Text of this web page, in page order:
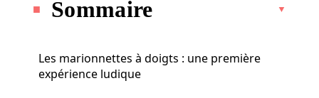
Sommaire
Les marionnettes à doigts : une première
expérience ludique